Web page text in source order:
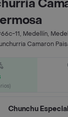
11, Medellín,
Camaron
Chunchu